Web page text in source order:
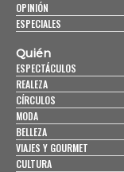
OPINIÓN
ESPECIALES
Quién
ESPECTÁCULOS
REALEZA
CÍRCULOS
MODA
BELLEZA
VIAJES Y GOURMET
CULTURA